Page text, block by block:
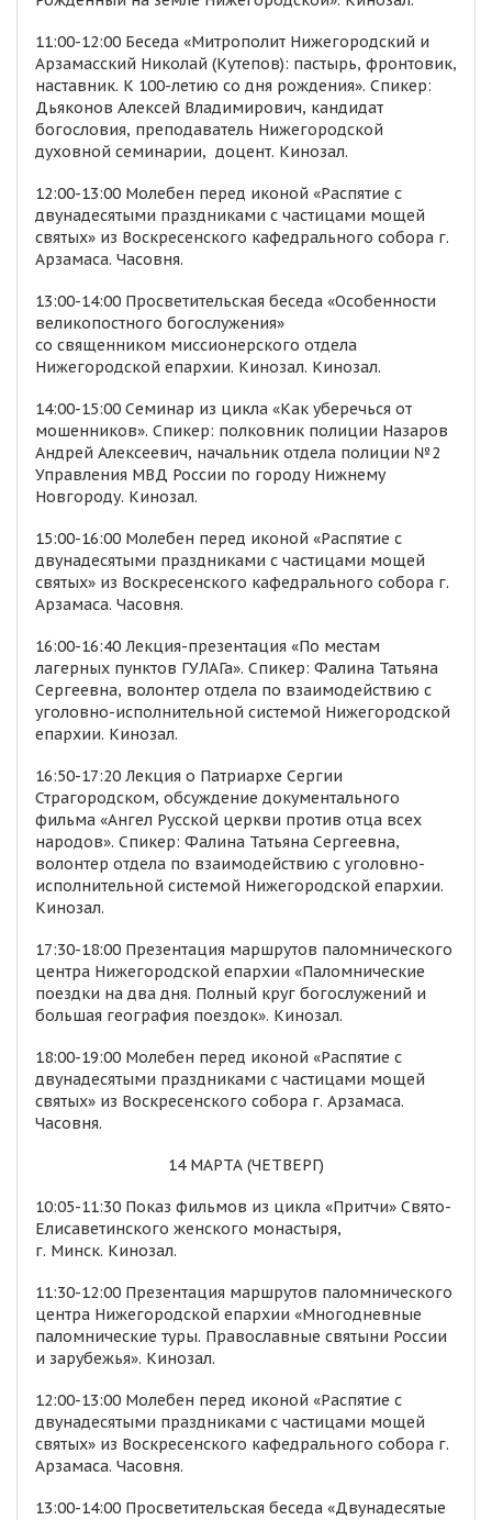
11:00-12:00 Беседа «Митрополит Нижегородский и
Арзамасский Николай (Кутепов): пастырь, фронтовик,
наставник. К 100-летию со дня рождения». Спикер:
Дьяконов Алексей Владимирович, кандидат
богословия, преподаватель Нижегородской
духовной семинарии, доцент. Кинозал.
12:00-13:00 Молебен перед иконой «Распятие с
двунадесятыми праздниками с частицами мощей
святых» из Воскресенского кафедрального собора г.
Арзамаса. Часовня.
13:00-14:00 Просветительская беседа «Особенности
великопостного богослужения»
со священником миссионерского отдела
Нижегородской епархии. Кинозал. Кинозал.
14:00-15:00 Семинар из цикла «Как уберечься от
мошенников». Спикер: полковник полиции Назаров
Андрей Алексеевич, начальник отдела полиции №2
Управления МВД России по городу Нижнему
Новгороду. Кинозал.
15:00-16:00 Молебен перед иконой «Распятие с
двунадесятыми праздниками с частицами мощей
святых» из Воскресенского кафедрального собора г.
Арзамаса. Часовня.
16:00-16:40 Лекция-презентация «По местам
лагерных пунктов ГУЛАГа». Спикер: Фалина Татьяна
Сергеевна, волонтер отдела по взаимодействию с
уголовно-исполнительной системой Нижегородской
епархии. Кинозал.
16:50-17:20 Лекция о Патриархе Сергии
Страгородском, обсуждение документального
фильма «Ангел Русской церкви против отца всех
народов». Спикер: Фалина Татьяна Сергеевна,
волонтер отдела по взаимодействию с уголовно-
исполнительной системой Нижегородской епархии.
Кинозал.
17:30-18:00 Презентация маршрутов паломнического
центра Нижегородской епархии «Паломнические
поездки на два дня. Полный круг богослужений и
большая география поездок». Кинозал.
18:00-19:00 Молебен перед иконой «Распятие с
двунадесятыми праздниками с частицами мощей
святых» из Воскресенского собора г. Арзамаса.
Часовня.
14 МАРТА (ЧЕТВЕРГ)
10:05-11:30 Показ фильмов из цикла «Притчи» Свято-
Елисаветинского женского монастыря,
г. Минск. Кинозал.
11:30-12:00 Презентация маршрутов паломнического
центра Нижегородской епархии «Многодневные
паломнические туры. Православные святыни России
и зарубежья». Кинозал.
12:00-13:00 Молебен перед иконой «Распятие с
двунадесятыми праздниками с частицами мощей
святых» из Воскресенского кафедрального собора г.
Арзамаса. Часовня.
13:00-14:00 Просветительская беседа «Двунадесятые